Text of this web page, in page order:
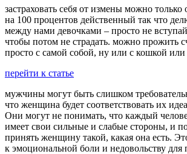
застраховать себя от измены можно
на 100 процентов действенный так что
между нами девочками – просто не
чтобы потом не страдать. можно прожить
просто с самой собой, ну или с кошкой
перейти к статье
мужчины могут быть слишком
что женщина будет соответствовать их
Они могут не понимать, что каждый
имеет свои сильные и слабые стороны, и
принять женщину такой, какая она есть.
к эмоциональной боли и недовольству для